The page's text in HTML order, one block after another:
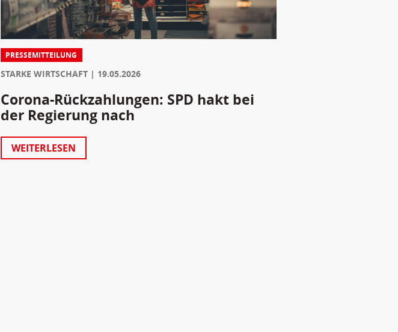
PRESSEMITTEILUNG
STARKE WIRTSCHAFT 19.05.2026
Corona-Rückzahlungen: SPD hakt bei
der Regierung nach
WEITERLESEN